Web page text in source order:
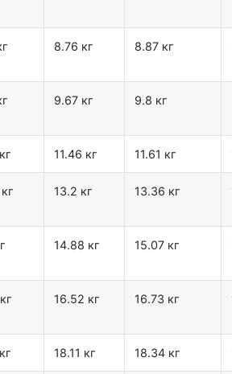
8.76 кг 8.87 кг
9.67 кг 9.8 кг
11.46 кг 11.61 кг
13.2 кг 13.36 кг
14.88 кг 15.07 кг
16.52 кг 16.73 кг
18.11 кг 18.34 кг